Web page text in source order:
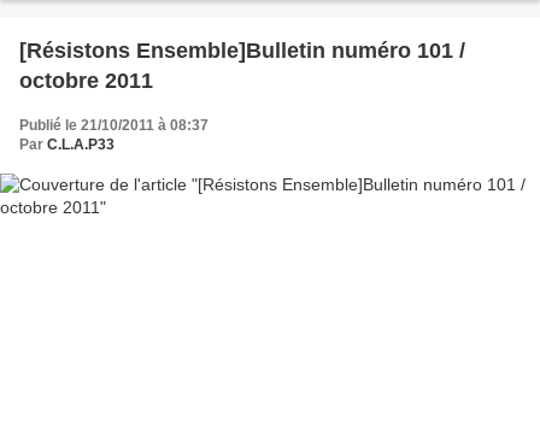
[Résistons Ensemble]Bulletin numéro 101 /
octobre 2011
Publié le 21/10/2011 à 08:37
Par C.L.A.P33